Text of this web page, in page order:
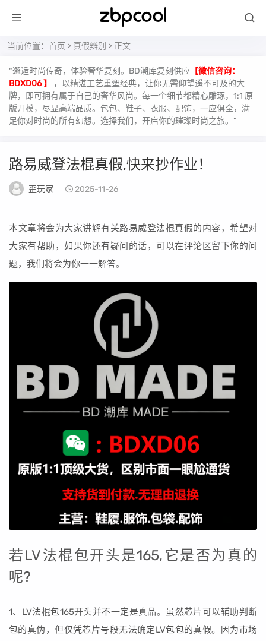
当前位置： 首页 > 真假辨别 > 正文
“邂逅时尚传奇，体验奢华复刻。BD潮库复刻供应 【微信咨询：
BDXD06 】
，以精湛工艺重塑经典，让你无需仰望遥不可及的大
牌，即可拥有属于自己的奢华风尚。每一个细节都精心雕琢，1:1 原
版开模，尽显高端品质。包包、鞋子、衣服、配饰，一应俱全，满
足你对时尚的所有幻想。选择我们，开启你的璀璨时尚之旅。”
路易威登法棍真假,快来抄作业！
歪玩家 2025-11-26
本文章将会为大家讲解有关路易威登法棍真假的内容，希望对
大家有帮助，如果你还有疑问的话，可以在评论区留下你的问
题，我们将会为你一一解答。
若LV法棍包开头是165,它是否为真的
呢?
1、LV法棍包165开头并不一定是真品。虽然芯片可以辅助判断
包的真伪，但仅凭芯片号段无法确定LV包包的真假。因为市场